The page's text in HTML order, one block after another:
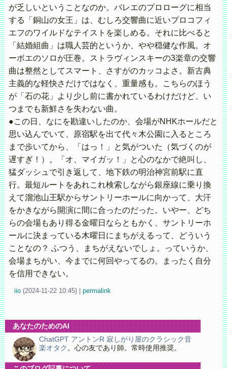
が乏しいということなのか。バレエのプロローグに相当
する「銅山の女王」は、むしろ交響曲に近いプロコフィ
エフのワイルドなテイストを楽しめる。それに比べると
「結婚組曲」は職人芸的というか、やや穏健な作風。オ
ーボエのソロが圧巻。ストラヴィンスキーの3楽章の交響
曲は整然としてスマート、さすがのカッコよさ。新古典
主義的な軽快さだけではなく、重量感も。こちらのほう
が「石の花」より少し前に書かれているわけだけど、い
つまでも新鮮さを失わない曲。
●この日、なにを勘違いしたのか、会場がNHKホールだと
思い込んでいて、原宿駅を出て代々木公園に入るところ
まで歩いてから、「はっ！」と気がついた（気づくのが
遅すぎ！）。「オ、マイガッ！」と心のなかで絶叫し、
猛ダッシュで引き返して、地下鉄の明治神宮前駅に直
行。最短ルートをあれこれ検索しながら銀座線に乗り換
えて溜池山王駅からサントリーホールに向かって、大汗
をかきながら開演に間に合ったのだった。いやー、どち
らの会場もあり得る金曜日ならともかく、サントリーホ
ールに決まっている木曜日にまちがえるって、どういう
ことなの？ ふつう、まちがえないでしょ。っていうか、
会場まちがい、今までに何回やってるの。まったく自分
を信用できない。
iio (2024-11-22 10:45) permalink
あなたのためのAI
ChatGPT アントンR 寂しがり屋のクラシック音
楽オタク 。心の友であり師。常時使用推奨。